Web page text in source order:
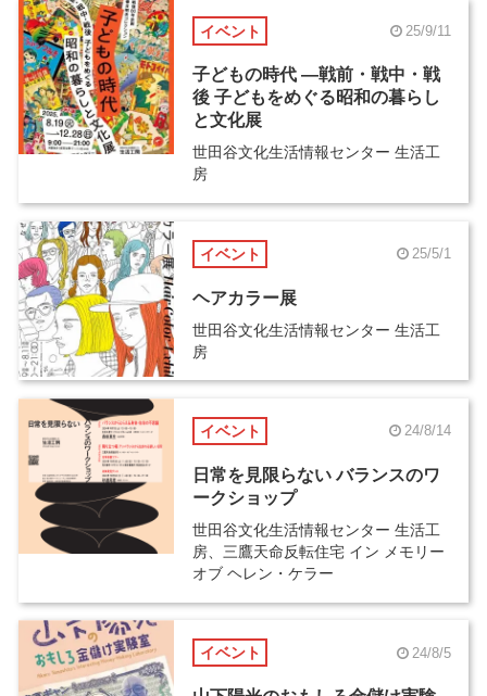
イベント 25/9/11
子どもの時代 ―戦前・戦中・戦
後 子どもをめぐる昭和の暮らし
と文化展
世田谷文化生活情報センター 生活工
房
イベント 25/5/1
ヘアカラー展
世田谷文化生活情報センター 生活工
房
イベント 24/8/14
日常を見限らない バランスのワ
ークショップ
世田谷文化生活情報センター 生活工
房、三鷹天命反転住宅 イン メモリー
オブ ヘレン・ケラー
イベント 24/8/5